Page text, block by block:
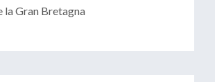
la Gran Bretagna